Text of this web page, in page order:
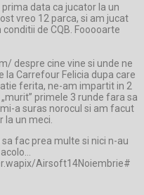
data ca jucator la un
vreo 12 parca, si am jucat
de CQB. Fooooarte
despre cine vine si unde ne
la Carrefour Felicia dupa care
ferita, ne-am impartit in 2
primele 3 runde fara sa
a suras norocul si am facut
la un meci.
fac prea multe si nici n-au
Airsoft14Noiembrie#